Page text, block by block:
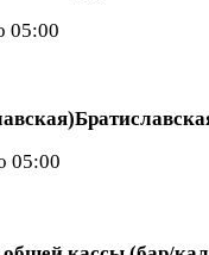
05:00
05:00